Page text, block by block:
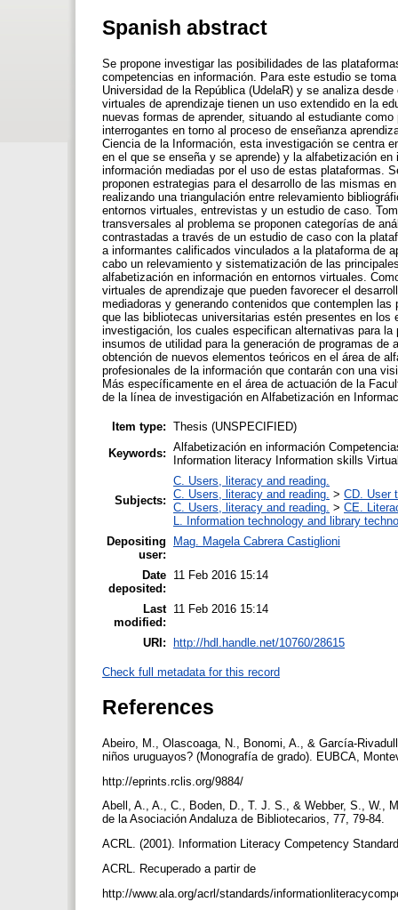
Spanish abstract
Se propone investigar las posibilidades de las
competencias en información. Para este estudio se
Universidad de la República (UdelaR) y se analiza
virtuales de aprendizaje tienen un uso extendido en la
nuevas formas de aprender, situando al estudiante
interrogantes en torno al proceso de enseñanza
Ciencia de la Información, esta investigación se centra
en el que se enseña y se aprende) y la alfabetización
información mediadas por el uso de estas plataformas.
proponen estrategias para el desarrollo de las mismas
realizando una triangulación entre relevamiento
entornos virtuales, entrevistas y un estudio de caso.
transversales al problema se proponen categorías de
contrastadas a través de un estudio de caso con la
a informantes calificados vinculados a la plataforma de
cabo un relevamiento y sistematización de las
alfabetización en información en entornos virtuales.
virtuales de aprendizaje que pueden favorecer el
mediadoras y generando contenidos que contemplen
que las bibliotecas universitarias estén presentes en
investigación, los cuales especifican alternativas para
insumos de utilidad para la generación de programas
obtención de nuevos elementos teóricos en el área de
profesionales de la información que contarán con una
Más específicamente en el área de actuación de la
de la línea de investigación en Alfabetización en
Item type: Thesis (UNSPECIFIED)
Keywords: Alfabetización en información
Information literacy Information skills
Subjects:
C. Users, literacy and reading.
C. Users, literacy and reading. > CD. User
C. Users, literacy and reading. > CE.
L. Information technology and library
Depositing
user:
Mag. Magela Cabrera Castiglioni
Date
deposited:
11 Feb 2016 15:14
Last
modified:
11 Feb 2016 15:14
URI: http://hdl.handle.net/10760/28615
Check full metadata for this record
References
Abeiro, M., Olascoaga, N., Bonomi, A., & García-
niños uruguayos? (Monografía de grado). EUBCA,
http://eprints.rclis.org/9884/
Abell, A., A., C., Boden, D., T. J. S., & Webber, S., W.,
de la Asociación Andaluza de Bibliotecarios, 77, 79-84.
ACRL. (2001). Information Literacy Competency
ACRL. Recuperado a partir de
http://www.ala.org/acrl/standards/